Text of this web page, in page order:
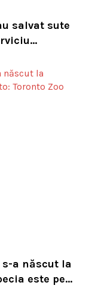
salvat sute
s-a născut la
este pe